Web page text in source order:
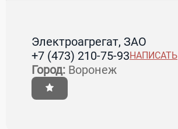
Электроагрегат, ЗАО
+7 (473) 210-75-93НАПИСАТЬ
Город: Воронеж